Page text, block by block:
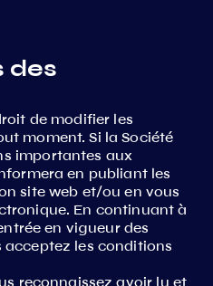
des
de modifier les
moment. Si la Société
importantes aux
en publiant les
site web et/ou en vous
En continuant à
en vigueur des
acceptez les conditions
reconnaissez avoir lu et